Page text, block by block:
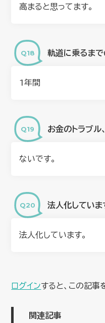
高まると思ってます。
軌道に乗るまで
1年間
お金のトラブル
ないです。
法人化していま
法人化しています。
ログインすると、この記事
関連記事